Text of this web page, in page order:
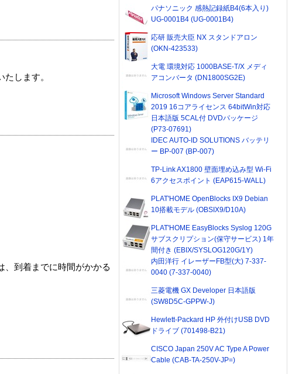
します。
、到着までに時間がかかる
パナソニック 感熱記録紙B4(6本入り)
UG-0001B4 (UG-0001B4)
応研 販売大臣 NX スタンドアロン
(OKN-423533)
大電 環境対応 1000BASE-T/X メディ
アコンバータ (DN1800SG2E)
Microsoft Windows Server Standard
2019 16コアライセンス 64bitWin対応
日本語版 5CAL付 DVDパッケージ
(P73-07691)
IDEC AUTO-ID SOLUTIONS バッテリ
ー BP-007 (BP-007)
TP-Link AX1800 壁面埋め込み型 Wi-Fi
6アクセスポイント (EAP615-WALL)
PLAT'HOME OpenBlocks IX9 Debian
10搭載モデル (OBSIX9/D10A)
PLAT'HOME EasyBlocks Syslog 120G
サブスクリプション(保守サービス) 1年
間付き (EBIX/SYSLOG120G/1Y)
内田洋行 イレーザーFB型(大) 7-337-
0040 (7-337-0040)
三菱電機 GX Developer 日本語版
(SW8D5C-GPPW-J)
Hewlett-Packard HP 外付けUSB DVD
ドライブ (701498-B21)
CISCO Japan 250V AC Type A Power
Cable (CAB-TA-250V-JP=)